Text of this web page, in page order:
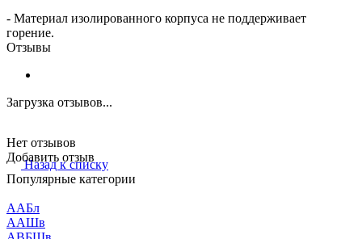
- Материал изолированного корпуса не поддерживает
горение.
Отзывы
Загрузка отзывов...
Нет отзывов
Добавить отзыв
Назад к списку
Популярные категории
ААБл
ААШв